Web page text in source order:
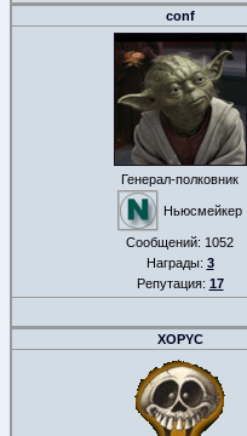
conf
Генерал-полковник
Ньюсмейкер
Сообщений: 1052
Награды: 3
Репутация: 17
XOPYC